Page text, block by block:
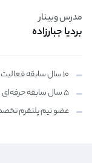
مدرس وبینار
بردیا جبارزاده
۱۰ سال سابقه فعالیت در فروش آنلاین
۵ سال سابقه حرفه‌ای در سوشال مدیا
عضو تیم پلتفرم